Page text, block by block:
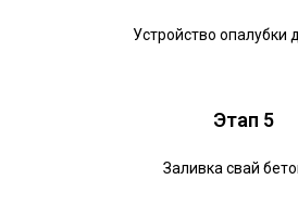
Устройство опалубки
Этап 5
Заливка свай